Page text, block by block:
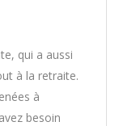
qui a aussi
à la retraite.
à
besoin